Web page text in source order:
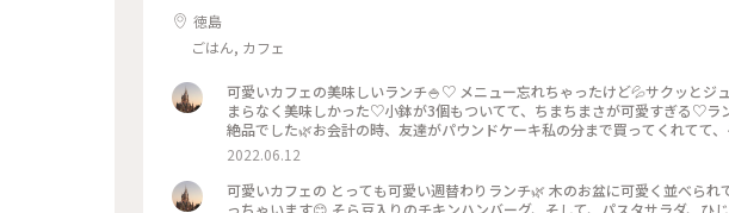
徳島
ごはん, カフェ
可愛いカフェの美味しいランチ🍚♡ メニュー忘れちゃったけど💦サクッとジ
まらなく美味しかった♡小鉢が3個もついてて、ちまちまさが可愛すぎる♡ラ
絶品でした🌿お会計の時、友達がパウンドケーキ私の分まで買ってくれてて
ートに食べました♡パサつき全くなしのしっとり食感がたまらない、しっか
愛くて気持ちは非日常になれるんです🌿 #Myことりっぷ #春風さんぽ #
2022.06.12
可愛いカフェの とっても可愛い週替わりランチ🌿 木のお盆に可愛く並べら
っちゃいます😊 そら豆入りのチキンハンバーグ、そして、パスタサラダ、ひ